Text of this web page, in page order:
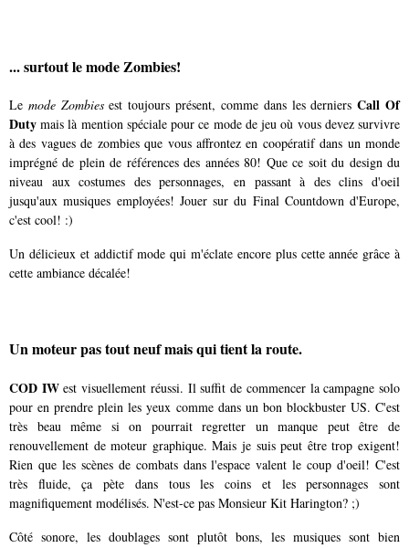
... surtout le mode Zombies!
Le mode Zombiesest toujours présent, comme dans les derniersCall Of
Duty mais là mention spéciale pour ce mode de jeu où vous devez survivre
à des vagues de zombies que vous affrontez en coopératif dans un monde
imprégné de plein de références des années 80! Que ce soit du design du
niveau aux costumes des personnages, en passant à des clins d'oeil
jusqu'aux musiques employées! Jouer sur du Final Countdown d'Europe,
c'est cool! :)
Un délicieux et addictif mode qui m'éclate encore plus cette année grâce à
cette ambiance décalée!
Un moteur pas tout neuf mais qui tient la route.
COD IWest visuellement réussi. Il suffit de commencer la campagne solo
pour en prendre plein les yeux comme dans un bon blockbuster US. C'est
très beau même si on pourrait regretter un manque peut être de
renouvellement de moteur graphique. Mais je suis peut être trop exigent!
Rien que les scènes de combats dans l'espace valent le coup d'oeil! C'est
très fluide, ça pète dans tous les coins et les personnages sont
magnifiquement modélisés. N'est-ce pas Monsieur Kit Harington? ;)
Côté sonore, les doublages sont plutôt bons, les musiques sont bien